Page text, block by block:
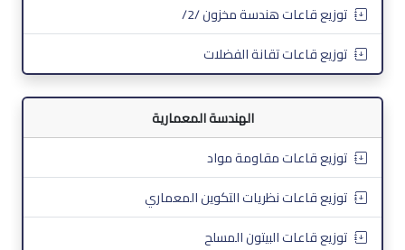
توزيع قاعات هندسة مخزون /2/
توزيع قاعات تقانة الفضلات
الهندسة المعمارية
توزيع قاعات مقاومة مواد
توزيع قاعات نظريات التكوين المعماري
توزيع قاعات البيتون المسلح